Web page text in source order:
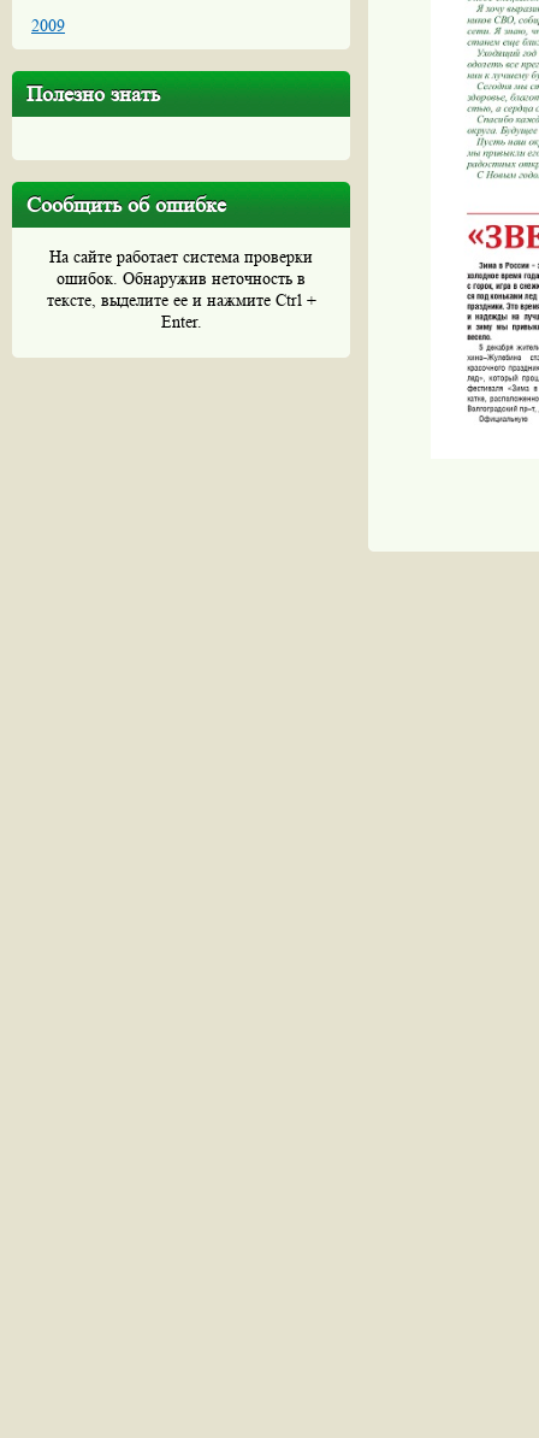
2009
Полезно знать
Сообщить об ошибке
На сайте работает система проверки
ошибок. Обнаружив неточность в
тексте, выделите ее и нажмите Ctrl +
Enter.